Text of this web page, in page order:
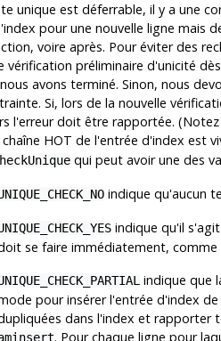
unique est déferrable, il y a une
pour une nouvelle ligne mais
voire après. Pour éviter des
vérification préliminaire d'unicité
avons terminé. Sinon, nous
Si, lors de la nouvelle
l'erreur doit être rapportée.
HOT de l'entrée d'index est
qui peut avoir une des
indique qu'aucun
indique qu'il
se faire immédiatement, comme
indique que
pour insérer l'entrée d'index
dans l'index et rapporter
. Pour chaque ligne pour